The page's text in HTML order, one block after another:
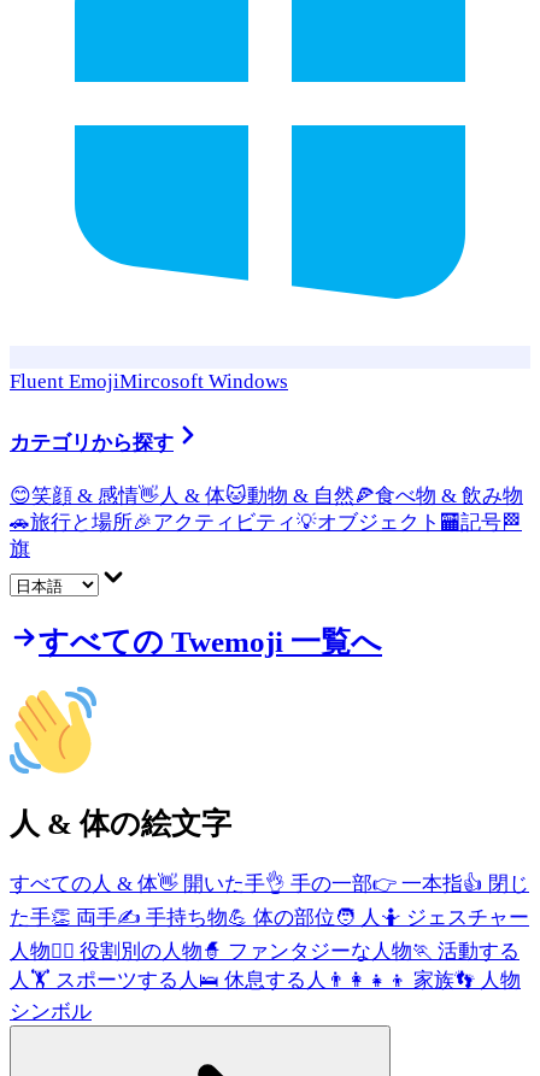
Fluent EmojiMircosoft Windows
カテゴリから探す
😊笑顔 & 感情👋 人 & 体🐱動物 & 自然🍕食べ物 & 飲み物
🚗旅行と場所🎉アクティビティ💡オブジェクト 🏧記号🏁
旗
すべての Twemoji 一覧へ
人 & 体の絵文字
すべての人 & 体👋 開いた手👌 手の一部👉 一本指👍 閉じ
た手👏 両手✍️ 手持ち物💪 体の部位🧑 人 🤷 ジェスチャー
人物🧑‍⚕️ 役割別の人物🧙 ファンタジーな人物🏃 活動する
人 🏋️ スポーツする人 🛌 休息する人 👨‍👩‍👧‍👦 家族👣 人物
シンボル